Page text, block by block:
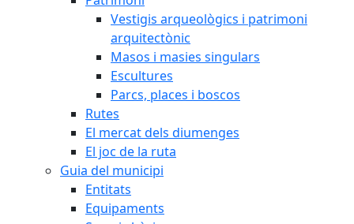
Vestigis arqueològics i patrimoni
arquitectònic
Masos i masies singulars
Escultures
Parcs, places i boscos
Rutes
El mercat dels diumenges
El joc de la ruta
Guia del municipi
Entitats
Equipaments